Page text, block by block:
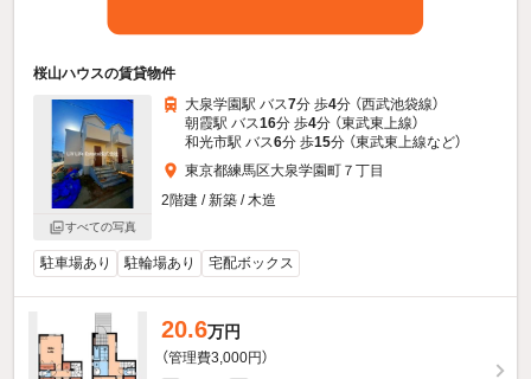
桜山ハウスの賃貸物件
すべての写真
大泉学園駅 バス7分 歩4分 （西武池袋線）
朝霞駅 バス16分 歩4分 （東武東上線）
和光市駅 バス6分 歩15分 （東武東上線など）
東京都練馬区大泉学園町７丁目
2階建 / 新築 / 木造
駐車場あり 駐輪場あり 宅配ボックス
20.6万円
（管理費3,000円）